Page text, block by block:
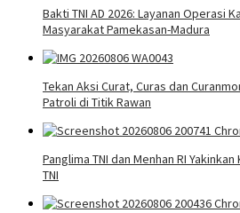
Bakti TNI AD 2026: Layanan Operasi
Masyarakat Pamekasan-Madura
Tekan Aksi Curat, Curas dan
Patroli di Titik Rawan
Panglima TNI dan Menhan RI
TNI